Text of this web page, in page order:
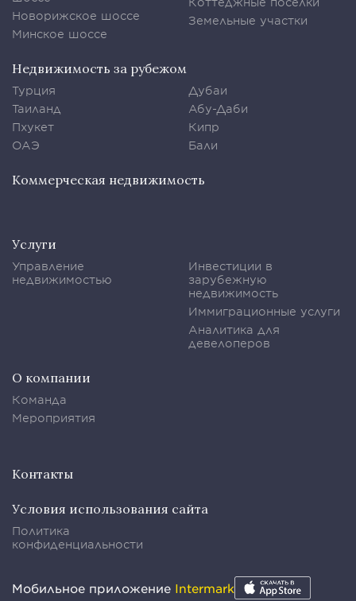
Новорижское шоссе
Минское шоссе
Земельные участки
Недвижимость за рубежом
Турция
Таиланд
Пхукет
ОАЭ
Дубаи
Абу-Даби
Кипр
Бали
Коммерческая недвижимость
Услуги
Управление
недвижимостью
Инвестиции в
зарубежную
недвижимость
Иммиграционные услуги
Аналитика для
девелоперов
О компании
Команда
Мероприятия
Контакты
Условия использования сайта
Политика
конфиденциальности
Мобильное приложение Intermark